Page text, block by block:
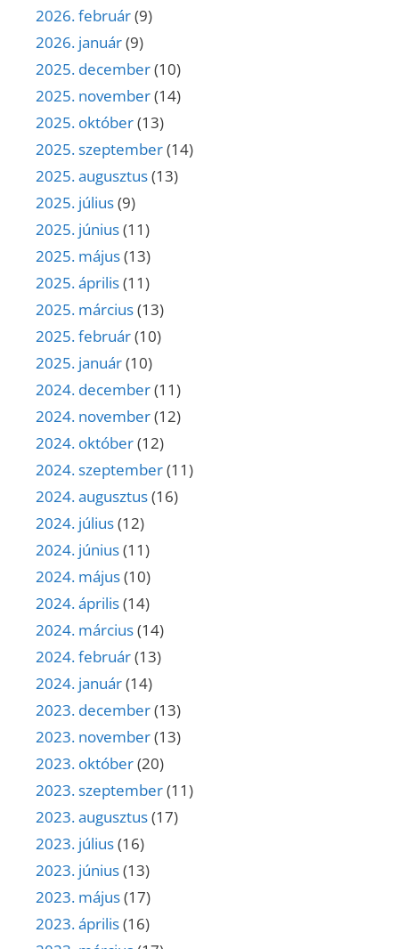
2026. február(9)
2026. január(9)
2025. december(10)
2025. november(14)
2025. október(13)
2025. szeptember(14)
2025. augusztus(13)
2025. július(9)
2025. június(11)
2025. május(13)
2025. április(11)
2025. március(13)
2025. február(10)
2025. január(10)
2024. december(11)
2024. november(12)
2024. október(12)
2024. szeptember(11)
2024. augusztus(16)
2024. július(12)
2024. június(11)
2024. május(10)
2024. április(14)
2024. március(14)
2024. február(13)
2024. január(14)
2023. december(13)
2023. november(13)
2023. október(20)
2023. szeptember(11)
2023. augusztus(17)
2023. július(16)
2023. június(13)
2023. május(17)
2023. április(16)